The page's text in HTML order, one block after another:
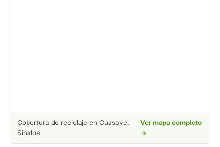
Cobertura de reciclaje en Guasave,
Sinaloa
Ver mapa completo
→